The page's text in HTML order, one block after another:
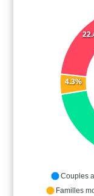
4.3%
Couples
Familles